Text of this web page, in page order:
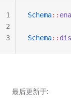
Schema::
Schema::
1
2
3
最后更新于: